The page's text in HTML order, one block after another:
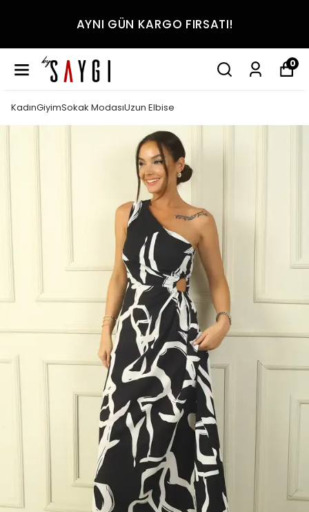
AYNI GÜN KARGO FIRSATI!
0
KadınGiyimSokak ModasıUzun Elbise